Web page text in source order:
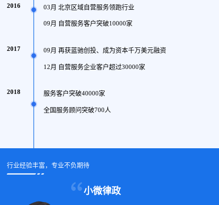
2016 03月 北京区域自营服务领跑行业
09月 自营服务客户突破10000家
2017 09月 再获蓝驰创投、成为资本千万美元融资
12月 自营服务企业客户超过30000家
2018 服务客户突破40000家
全国服务顾问突破700人
行业经验丰富，专业不负期待
小微律政